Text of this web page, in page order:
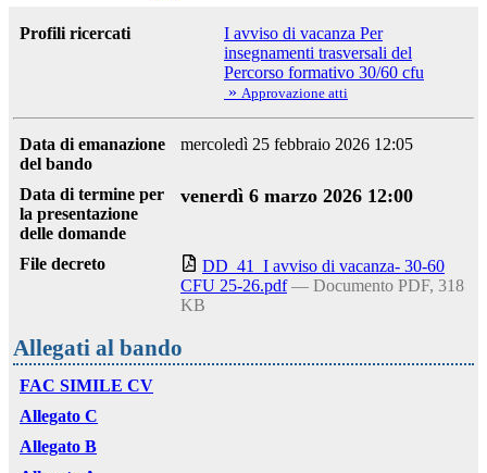
Profili ricercati
I avviso di vacanza Per
insegnamenti trasversali del
Percorso formativo 30/60 cfu
» Approvazione atti
Data di emanazione
del bando
mercoledì 25 febbraio 2026 12:05
Data di termine per
la presentazione
delle domande
venerdì 6 marzo 2026 12:00
File decreto
DD_41_I avviso di vacanza- 30-60
CFU 25-26.pdf — Documento PDF, 318
KB
Allegati al bando
FAC SIMILE CV
Allegato C
Allegato B